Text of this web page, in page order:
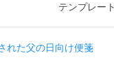
テンプレート
れた父の日向け便箋